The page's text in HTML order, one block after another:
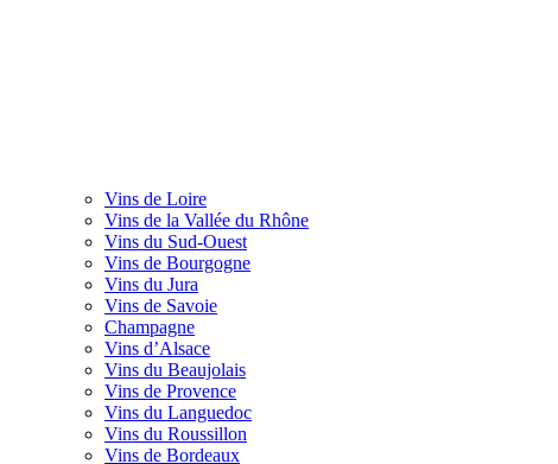
Vins de Loire
Vins de la Vallée du Rhône
Vins du Sud-Ouest
Vins de Bourgogne
Vins du Jura
Vins de Savoie
Champagne
Vins d’Alsace
Vins du Beaujolais
Vins de Provence
Vins du Languedoc
Vins du Roussillon
Vins de Bordeaux